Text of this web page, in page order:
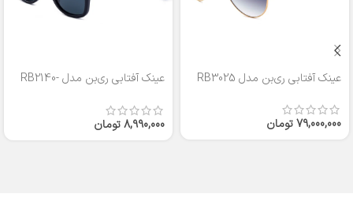
عینک آفتابی ری‌بن مدل RB3025
79,000,000تومان
عینک آفتابی ری‌بن مدل RB2140-
8,990,000تومان